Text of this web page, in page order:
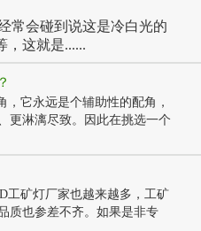
会碰到说这是冷白光的
，这就是......
它永远是个辅助性的配角，
更淋漓尽致。因此在挑选一个
矿灯厂家也越来越多，工矿
质也参差不齐。如果是非专